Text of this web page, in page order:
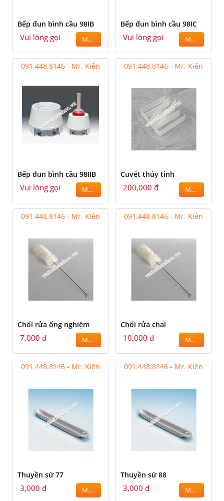
Bếp đun bình cầu 98IB
Vui lòng gọi MUA
Bếp đun bình cầu 98IC
Vui lòng gọi MUA
091.448.8146 - Mr. Kiên
Bếp đun bình cầu 98IIB
Vui lòng gọi MUA
091.448.8146 - Mr. Kiên
Cuvét thủy tinh
200,000 đ MUA
091.448.8146 - Mr. Kiên
Chổi rửa ống nghiệm
7,000 đ MUA
091.448.8146 - Mr. Kiên
Chổi rửa chai
10,000 đ MUA
091.448.8146 - Mr. Kiên
Thuyền sứ 77
3,000 đ MUA
091.448.8146 - Mr. Kiên
Thuyền sứ 88
3,000 đ MUA